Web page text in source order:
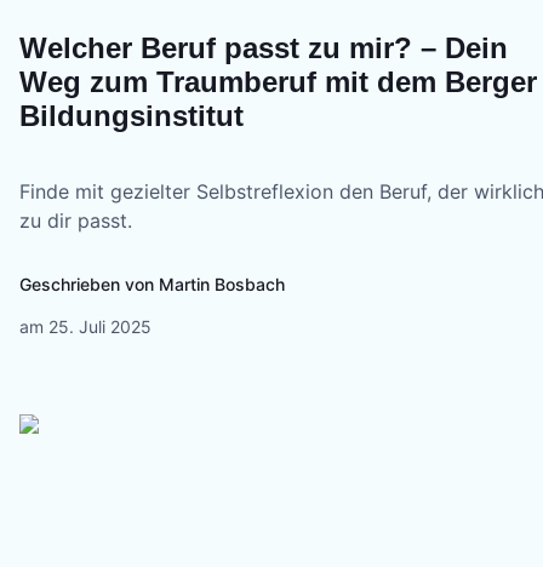
Welcher Beruf passt zu mir? – Dein
Weg zum Traumberuf mit dem Berger
Bildungsinstitut
Finde mit gezielter Selbstreflexion den Beruf, der wirklich
zu dir passt.
Geschrieben von Martin Bosbach
am 25. Juli 2025